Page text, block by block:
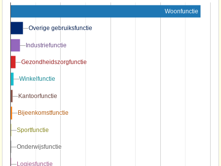
Woonfunctie
Overige gebruiksfunctie
Overige gebruiksfunctie
Industriefunctie
Industriefunctie
Gezondheidszorgfunctie
Gezondheidszorgfunctie
Winkelfunctie
Winkelfunctie
Kantoorfunctie
Kantoorfunctie
Bijeenkomstfunctie
Bijeenkomstfunctie
Sportfunctie
Sportfunctie
Onderwijsfunctie
Onderwijsfunctie
Logiesfunctie
Logiesfunctie